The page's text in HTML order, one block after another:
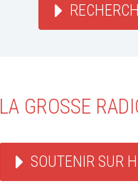
LA GROSSE
SOUTENIR SUR